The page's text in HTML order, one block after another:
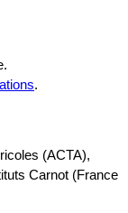
.
(ACTA),
Carnot (France